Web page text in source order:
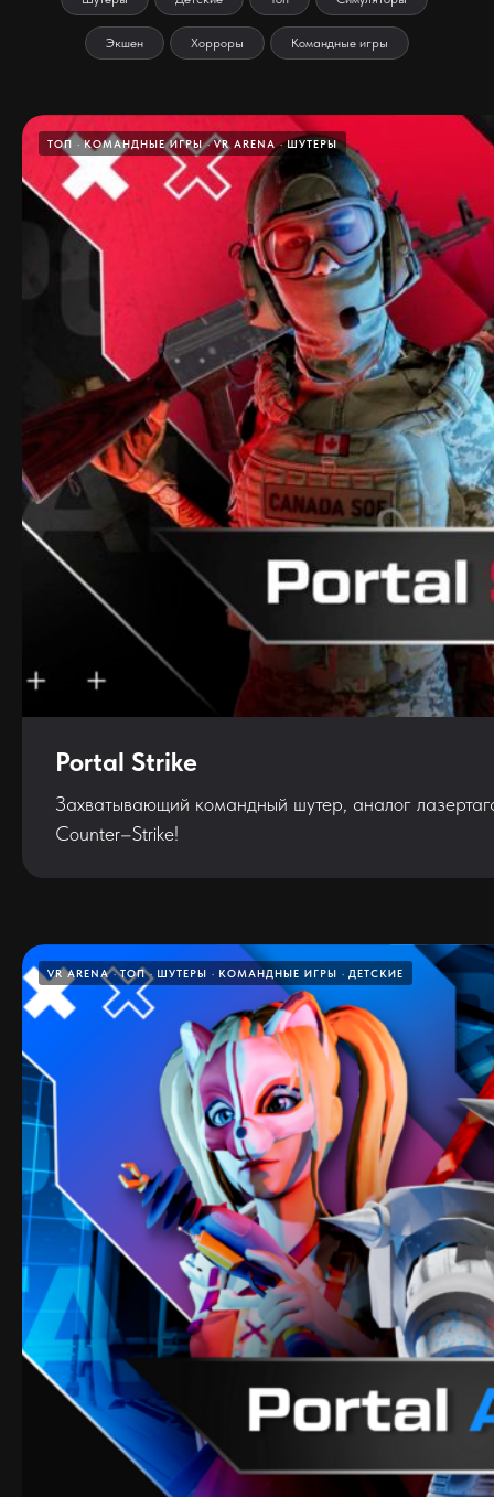
Экшен Хорроры Командные игры
ТОП КОМАНДНЫЕ ИГРЫ VR ARENA ШУТЕРЫ
Portal Strike
Захватывающий командный шутер, аналог
Counter–Strike!
VR ARENA ТОП ШУТЕРЫ КОМАНДНЫЕ ИГРЫ ДЕТСКИЕ